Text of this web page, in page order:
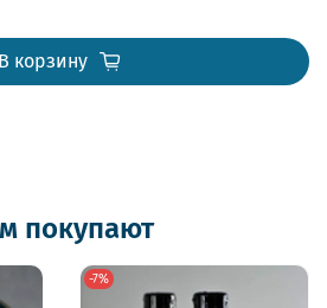
В корзину
покупают
-7%